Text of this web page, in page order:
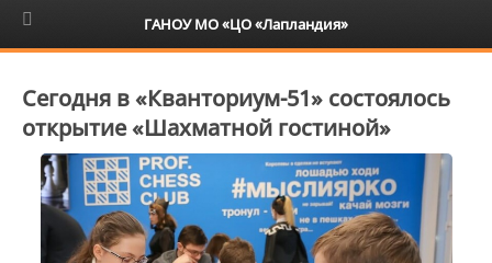
6+
Сегодня в «Кванториум-51» состоялось
открытие «Шахматной гостиной»
ГАНОУ МО «ЦО «Лапландия»